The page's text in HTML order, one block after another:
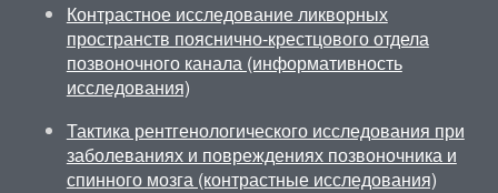
Контрастное исследование ликворных
пространств пояснично-крестцового отдела
позвоночного канала (информативность
исследования)
Тактика рентгенологического исследования при
заболеваниях и повреждениях позвоночника и
спинного мозга (контрастные исследования)